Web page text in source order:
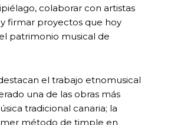
colaborar con artistas
firmar proyectos que hoy
patrimonio musical de
el trabajo etnomusical
una de las obras más
tradicional canaria; la
método de timple en